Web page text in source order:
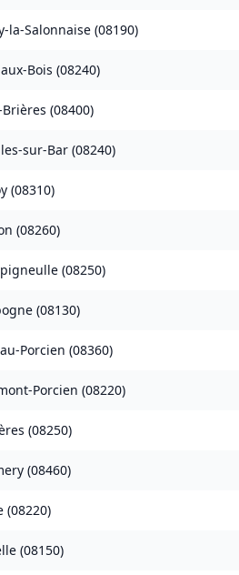
la-Salonnaise (08190)
Bois (08240)
Brières (08400)
sur-Bar (08240)
(08310)
(08260)
(08250)
(08130)
Porcien (08360)
Porcien (08220)
(08250)
(08460)
(08220)
(08150)